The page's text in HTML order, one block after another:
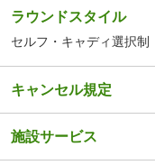
ラウンドスタイル
セルフ・キャディ選択制
キャンセル規定
施設サービス